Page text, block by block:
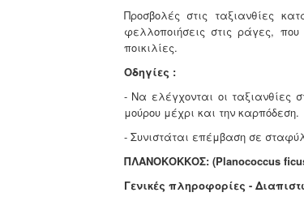
Προσβολές στις ταξιανθίες
φελλοποιήσεις στις ράγες,
ποικιλίες.
Οδηγίες :
- Να ελέγχονται οι
μούρου μέχρι και την καρπόδεση.
- Συνιστάται επέμβαση σε
ΠΛΑΝΟΚΟΚΚΟΣ: (Planococcus
Γενικές πληροφορίες -